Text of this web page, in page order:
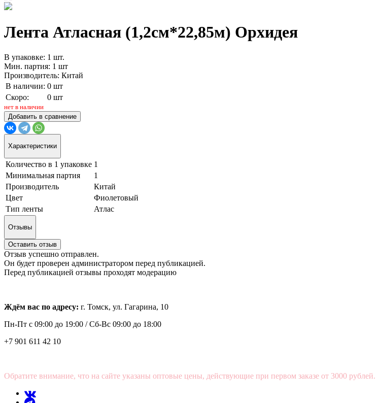
Лента Атласная (1,2см*22,85м) Орхидея
В упаковке: 1 шт.
Мин. партия: 1 шт
Производитель: Китай
В наличии: 0 шт
Скоро:
0 шт
нет в наличии
Добавить в сравнение
Характеристики
Количество в 1 упаковке 1
Минимальная партия
1
Производитель
Китай
Цвет
Фиолетовый
Тип ленты
Атлас
Отзывы
Оставить отзыв
Отзыв успешно отправлен.
Он будет проверен администратором перед публикацией.
Перед публикацией отзывы проходят модерацию
Ждём вас по адресу: г. Томск, ул. Гагарина, 10
Пн-Пт с 09:00 до 19:00 /Сб-Вс 09:00 до 18:00
+7 901 611 42 10
Обратите внимание, что на сайте указаны оптовые цены, действующие при первом заказе от 3000 рублей.